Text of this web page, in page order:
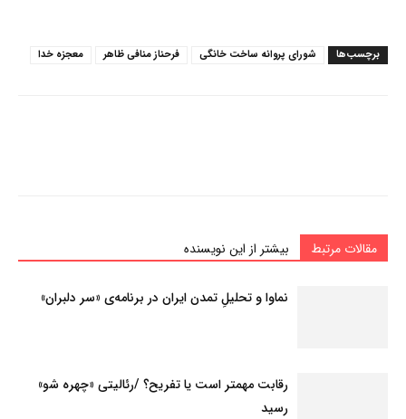
برچسب‌ها شورای پروانه ساخت خانگی فرحناز منافی ظاهر معجزه خدا
مقالات مرتبط بیشتر از این نویسنده
نماوا و تحلیلِ تمدن ایران در برنامه‌ی «سر دلبران»
رقابت مهمتر است یا تفریح؟ /رئالیتی «چهره شو»
رسید